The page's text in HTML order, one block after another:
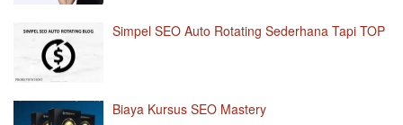
Simpel SEO Auto Rotating Sederhana Tapi TOP
Biaya Kursus SEO Mastery